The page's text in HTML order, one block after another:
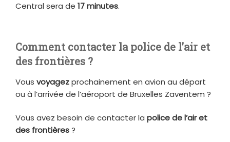
Central sera de 17 minutes.
Comment contacter la police de l’air et
des frontières ?
Vous voyagezprochainement en avion au départ
ou à l’arrivée de l’aéroport de Bruxelles Zaventem ?
Vous avez besoin de contacter la police de l’air et
des frontières?